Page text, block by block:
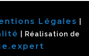
Légales
| Réalisation de